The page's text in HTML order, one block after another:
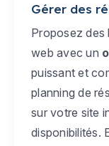
Gérer des
Proposez des
web avec un
puissant et
planning de
sur votre site
disponibilités.